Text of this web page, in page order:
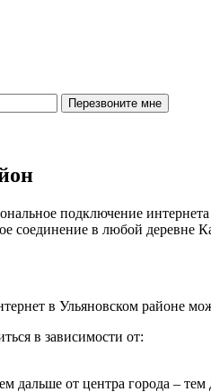
Перезвоните мне
подключение
соединение в любой деревне
в Ульяновском районе
в зависимости от:
дальше от центра города – тем